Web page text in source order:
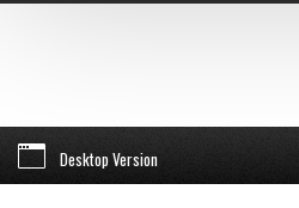
Desktop Version